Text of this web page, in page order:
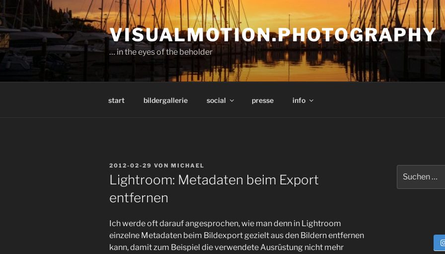
Inhalt
springen
VISUALMOTION.PHOTOGRAPHY
… in the eyes of the beholder
start bildergallerie social presse info
VERÖFFENTLICHT
AM
2012-02-29 VON MICHAEL
Lightroom: Metadaten beim Export
entfernen
Ich werde oft darauf angesprochen, wie man denn in Lightroom
einzelne Metadaten beim Bildexport gezielt aus den Bildern entfernen
kann, damit zum Beispiel die verwendete Ausrüstung nicht mehr
nach: